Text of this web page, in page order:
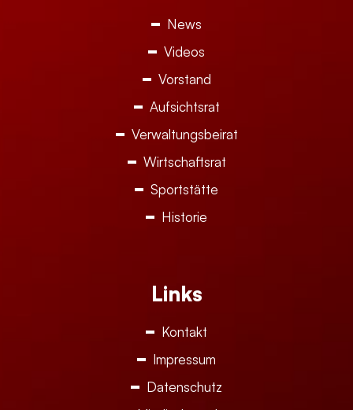
News
Videos
Vorstand
Aufsichtsrat
Verwaltungsbeirat
Wirtschaftsrat
Sportstätte
Historie
Links
Kontakt
Impressum
Datenschutz